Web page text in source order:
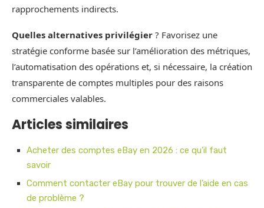
rapprochements indirects.
Quelles alternatives privilégier ? Favorisez une
stratégie conforme basée sur l’amélioration des métriques,
l’automatisation des opérations et, si nécessaire, la création
transparente de comptes multiples pour des raisons
commerciales valables.
Articles similaires
Acheter des comptes eBay en 2026 : ce qu’il faut
savoir
Comment contacter eBay pour trouver de l’aide en cas
de problème ?